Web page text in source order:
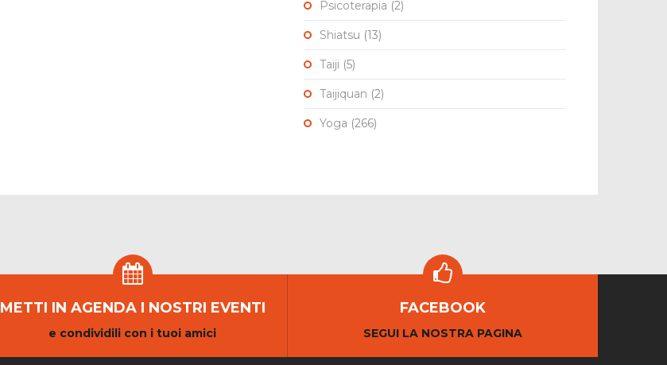
Psicoterapia (2)
Shiatsu (13)
Taiji (5)
Taijiquan (2)
Yoga (266)
METTI IN AGENDA I NOSTRI EVENTI
e condividili con i tuoi amici
FACEBOOK
SEGUI LA NOSTRA PAGINA